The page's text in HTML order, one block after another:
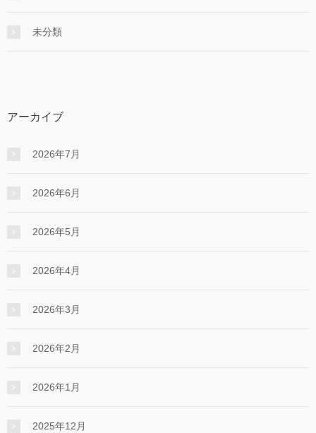
未分類
アーカイブ
2026年7月
2026年6月
2026年5月
2026年4月
2026年3月
2026年2月
2026年1月
2025年12月